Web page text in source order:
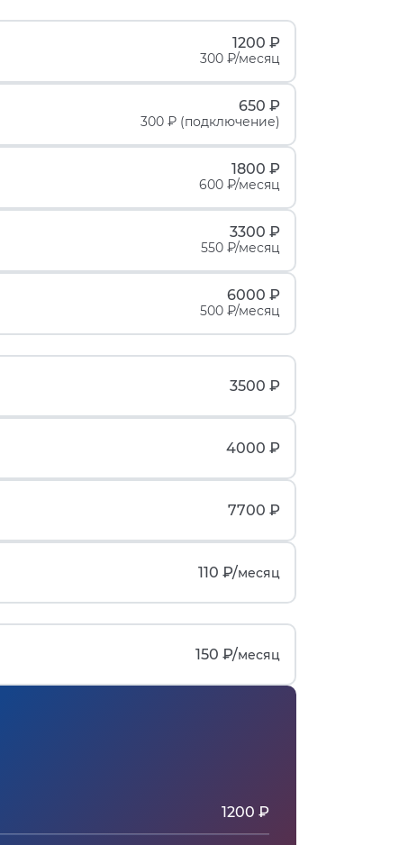
1200 ₽
300 ₽/месяц
650 ₽
300 ₽ (подключение)
1800 ₽
600 ₽/месяц
3300 ₽
550 ₽/месяц
6000 ₽
500 ₽/месяц
3500 ₽
4000 ₽
7700 ₽
110 ₽/месяц
150 ₽/месяц
1200 ₽